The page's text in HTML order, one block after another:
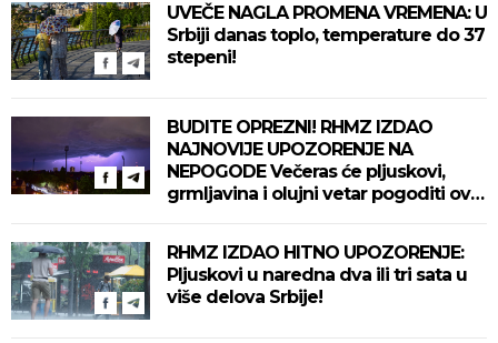
UVEČE NAGLA PROMENA VREMENA: U
Srbiji danas toplo, temperature do 37
stepeni!
BUDITE OPREZNI! RHMZ IZDAO
NAJNOVIJE UPOZORENJE NA
NEPOGODE Večeras će pljuskovi,
grmljavina i olujni vetar pogoditi ove
RHMZ IZDAO HITNO UPOZORENJE:
Pljuskovi u naredna dva ili tri sata u
više delova Srbije!